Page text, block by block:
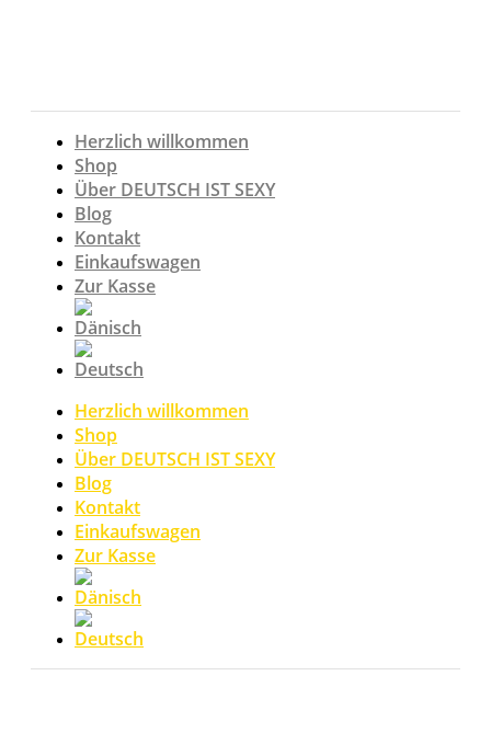
Herzlich willkommen
Shop
Über DEUTSCH IST SEXY
Blog
Kontakt
Einkaufswagen
Zur Kasse
Herzlich willkommen
Shop
Über DEUTSCH IST SEXY
Blog
Kontakt
Einkaufswagen
Zur Kasse